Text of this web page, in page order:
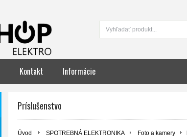
Kontakt Informácie
Príslušenstvo
Úvod SPOTREBNÁ ELEKTRONIKA Foto a kamery